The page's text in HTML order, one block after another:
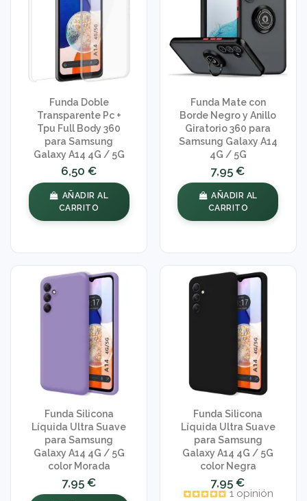
Funda Doble
Transparente Pc +
Tpu Full Body 360
para Samsung
Galaxy A14 4G / 5G
6,50 €
AÑADIR AL
CARRITO
Funda Mate con
Borde Negro y Anillo
Giratorio 360 para
Samsung Galaxy A14
4G / 5G
7,95 €
AÑADIR AL
CARRITO
Funda Silicona
Líquida Ultra Suave
para Samsung
Galaxy A14 4G / 5G
color Morada
7,95 €
Funda Silicona
Líquida Ultra Suave
para Samsung
Galaxy A14 4G / 5G
color Negra
7,95 €
1 opinión